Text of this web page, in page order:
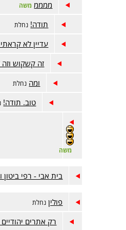
ממממ משה
תודה! נחלת
עדיין לא
זה קשקוש וזה
ומה נחלת
טוב. תודה!
משה
בית אבי - רפי
פולין נחלת
רק אתרים